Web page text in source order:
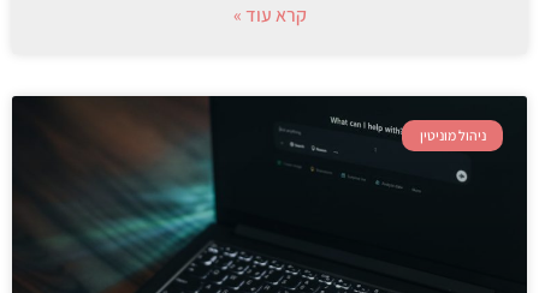
קרא עוד »
ניהול מוניטין